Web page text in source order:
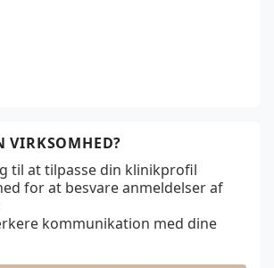
VIRKSOMHED?
til at tilpasse din klinikprofil
for at besvare anmeldelser af
kommunikation med dine